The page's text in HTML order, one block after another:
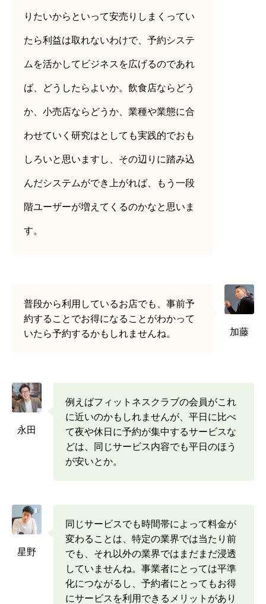
りたいからといって安売りしまくってい
たら利益は取れないわけで、予約システ
ムを活かしてビジネスを広げるのであれ
ば、どうしたらよいか。飲食店ならどう
か、小売店ならどうか、業種や業態に合
わせていく研究はとしても実践的でおも
しろいと思いますし、その辺りに踏み込
んだシステムができ上がれば、もう一段
階ユーザーが増えてくるのかなと思いま
す。
普段から利用しているお店でも、事前予
約することでお得になることがわかって
いたら予約するかもしれませんね。
加藤
永田
例えばフィットネスクラブの会員がこれ
に近いのかもしれませんが、平日に比べ
て夜や休日に予約が集中するサービスな
どは、同じサービス内容でも平日のほう
が安いとか。
星野
同じサービスでも時間帯によって料金が
変わることは、特定の業界では当たり前
でも、それ以外の業界ではまだまだ浸透
していませんね。事業者にとっては平準
化につながるし、予約者にとってもお得
にサービスを利用できるメリットがあり